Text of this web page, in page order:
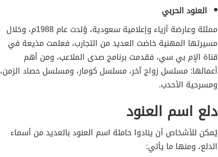
العنود الحربي
ممثلة وعارضة أزياء وإعلامية سعودية، وُلدت عام 1988م، وخلال
مسيرتها المهنية خاضت العديد من التجارب، فعلمت مذيعة في
قناة الإم بي سي، فقدمت برنامج صدى الملاعب، ومن أهم
أعمالها: مسلسل زواج آخر، مسلسل كومار، ومسلسل حصاد الزمن،
ومسرحية الأحدب.
دلع اسم العنود
يُمكن للأشخاص أن ينادوا حاملة اسم العنود بالعديد من أسماء
الدلع، ومنها ما يأتي: